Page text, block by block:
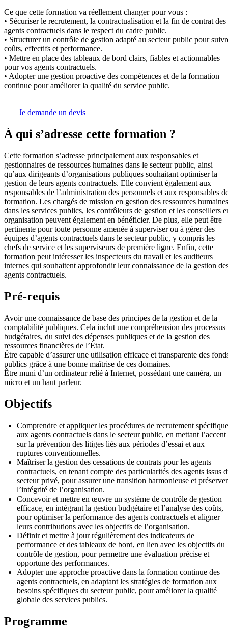
Ce que cette formation va réellement changer pour vous :
• Sécuriser le recrutement, la contractualisation et la fin de contrat des
agents contractuels dans le respect du cadre public.
• Structurer un contrôle de gestion adapté au secteur public pour
coûts, effectifs et performance.
• Mettre en place des tableaux de bord clairs, fiables et actionnables
pour vos agents contractuels.
• Adopter une gestion proactive des compétences et de la formation
continue pour améliorer la qualité du service public.
Je demande un devis
À qui s’adresse cette formation ?
Cette formation s’adresse principalement aux responsables et
gestionnaires de ressources humaines dans le secteur public, ainsi
qu’aux dirigeants d’organisations publiques souhaitant optimiser la
gestion de leurs agents contractuels. Elle convient également aux
responsables de l’administration des personnels et aux responsables
formation. Les chargés de mission en gestion des ressources humaines
dans les services publics, les contrôleurs de gestion et les conseillers
organisation peuvent également en bénéficier. De plus, elle peut être
pertinente pour toute personne amenée à superviser ou à gérer des
équipes d’agents contractuels dans le secteur public, y compris les
chefs de service et les superviseurs de première ligne. Enfin, cette
formation peut intéresser les inspecteurs du travail et les auditeurs
internes qui souhaitent approfondir leur connaissance de la gestion
agents contractuels.
Pré-requis
Avoir une connaissance de base des principes de la gestion et de la
comptabilité publiques. Cela inclut une compréhension des processus
budgétaires, du suivi des dépenses publiques et de la gestion des
ressources financières de l’État.
Être capable d’assurer une utilisation efficace et transparente des
publics grâce à une bonne maîtrise de ces domaines.
Être muni d’un ordinateur relié à Internet, possédant une caméra, un
micro et un haut parleur.
Objectifs
Comprendre et appliquer les procédures de recrutement
aux agents contractuels dans le secteur public, en mettant l’accent
sur la prévention des litiges liés aux périodes d’essai et aux
ruptures conventionnelles.
Maîtriser la gestion des cessations de contrats pour les agents
contractuels, en tenant compte des particularités des agents issus
secteur privé, pour assurer une transition harmonieuse et préserver
l’intégrité de l’organisation.
Concevoir et mettre en œuvre un système de contrôle de gestion
efficace, en intégrant la gestion budgétaire et l’analyse des coûts,
pour optimiser la performance des agents contractuels et aligner
leurs contributions avec les objectifs de l’organisation.
Définir et mettre à jour régulièrement des indicateurs de
performance et des tableaux de bord, en lien avec les objectifs du
contrôle de gestion, pour permettre une évaluation précise et
opportune des performances.
Adopter une approche proactive dans la formation continue des
agents contractuels, en adaptant les stratégies de formation aux
besoins spécifiques du secteur public, pour améliorer la qualité
globale des services publics.
Programme